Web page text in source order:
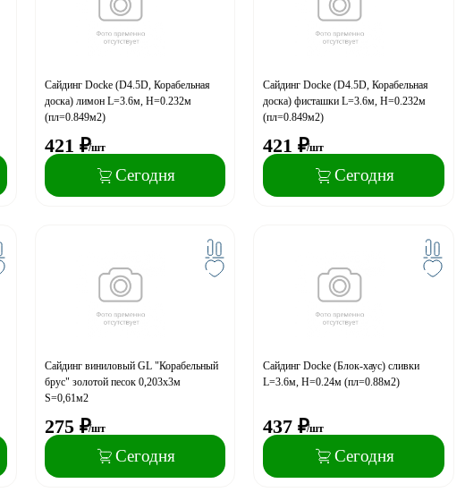
Сайдинг Docke (D4.5D, Корабельная
доска) лимон L=3.6м, H=0.232м
(пл=0.849м2)
421 ₽/шт
Сегодня
Сайдинг Docke (D4.5D, Корабельная
доска) фисташки L=3.6м, H=0.232м
(пл=0.849м2)
421 ₽/шт
Сегодня
Сайдинг виниловый GL "Корабельный
брус" золотой песок 0,203х3м
S=0,61м2
275 ₽/шт
Сегодня
Сайдинг Docke (Блок-хаус) сливки
L=3.6м, H=0.24м (пл=0.88м2)
437 ₽/шт
Сегодня